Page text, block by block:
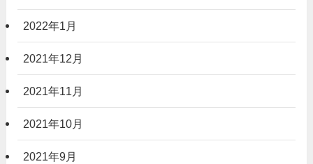
2022年1月
2021年12月
2021年11月
2021年10月
2021年9月